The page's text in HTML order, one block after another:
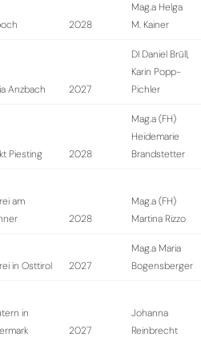
2028
Mag.a Helga
M. Kainer
Anzbach 2027
DI Daniel Brüll,
Karin Popp-
Pichler
Piesting 2028
Mag.a (FH)
Heidemarie
Brandstetter
am
2028
Mag.a (FH)
Martina Rizzo
in Osttirol 2027
Mag.a Maria
Bogensberger
in
2027
Johanna
Reinbrecht